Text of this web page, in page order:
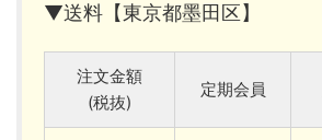
▼送料【東京都墨田区】
注文金額
(税抜)
定期会員